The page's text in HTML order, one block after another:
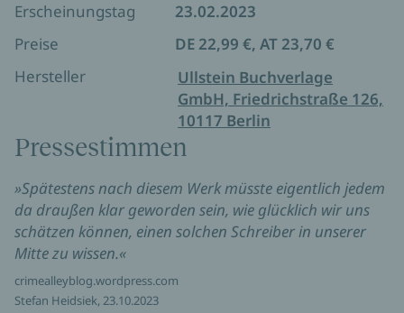
Erscheinungstag
23.02.2023
Preise
DE 22,99 €, AT 23,70 €
Hersteller
Ullstein Buchverlage
GmbH, Friedrichstraße 126,
10117 Berlin
Pressestimmen
»Spätestens nach diesem Werk müsste eigentlich jedem
da draußen klar geworden sein, wie glücklich wir uns
schätzen können, einen solchen Schreiber in unserer
Mitte zu wissen.«
crimealleyblog.wordpress.com
Stefan Heidsiek, 23.10.2023